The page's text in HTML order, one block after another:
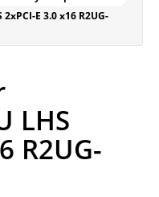
E 3.0 x16 R2UG-
LHS
R2UG-